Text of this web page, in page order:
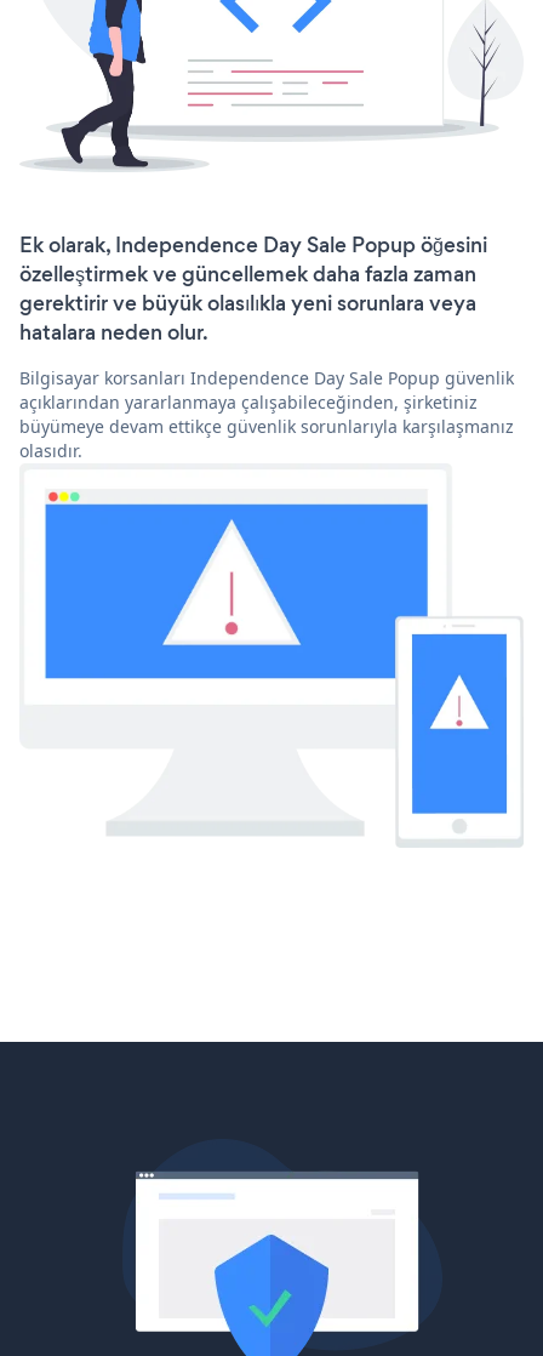
Ek olarak, Independence Day Sale Popup öğesini
özelleştirmek ve güncellemek daha fazla zaman
gerektirir ve büyük olasılıkla yeni sorunlara veya
hatalara neden olur.
Bilgisayar korsanları Independence Day Sale Popup güvenlik
açıklarından yararlanmaya çalışabileceğinden, şirketiniz
büyümeye devam ettikçe güvenlik sorunlarıyla karşılaşmanız
olasıdır.